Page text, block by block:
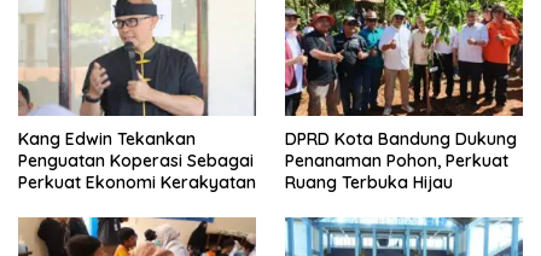
Kang Edwin Tekankan
Penguatan Koperasi Sebagai
Perkuat Ekonomi Kerakyatan
DPRD Kota Bandung Dukung
Penanaman Pohon, Perkuat
Ruang Terbuka Hijau